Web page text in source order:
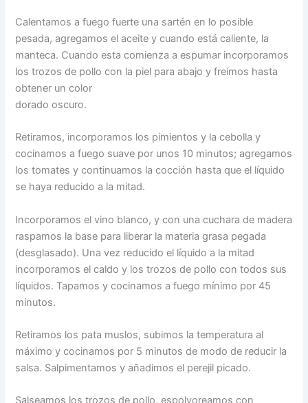
Calentamos a fuego fuerte una sartén en lo posible
pesada, agregamos el aceite y cuando está caliente, la
manteca. Cuando esta comienza a espumar incorporamos
los trozos de pollo con la piel para abajo y freímos hasta
obtener un color
dorado oscuro.
Retiramos, incorporamos los pimientos y la cebolla y
cocinamos a fuego suave por unos 10 minutos; agregamos
los tomates y continuamos la cocción hasta que el líquido
se haya reducido a la mitad.
Incorporamos el vino blanco, y con una cuchara de madera
raspamos la base para liberar la materia grasa pegada
(desglasado). Una vez reducido el líquido a la mitad
incorporamos el caldo y los trozos de pollo con todos sus
líquidos. Tapamos y cocinamos a fuego mínimo por 45
minutos.
Retiramos los pata muslos, subimos la temperatura al
máximo y cocinamos por 5 minutos de modo de reducir la
salsa. Salpimentamos y añadimos el perejil picado.
Salseamos los trozos de pollo, espolvoreamos con